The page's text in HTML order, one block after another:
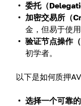
委托（
加密交易所（
金，但易于使用
验证节点操作
初学者。
以下是如何质押
选择一个可靠